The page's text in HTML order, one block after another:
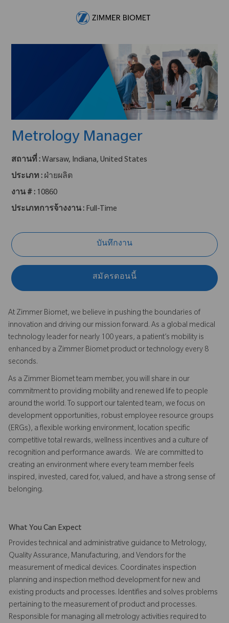
Metrology Manager
สถานที่ : Warsaw, Indiana, United States
ประเภท : ฝ่ายผลิต
งาน # : 10860
ประเภทการจ้างงาน : Full-Time
บันทึกงาน
สมัครตอนนี้
At Zimmer Biomet, we believe in pushing the boundaries of
innovation and driving our mission forward. As a global medical
technology leader for nearly 100 years, a patient’s mobility is
enhanced by a Zimmer Biomet product or technology every 8
seconds.
As a Zimmer Biomet team member, you will share in our
commitment to providing mobility and renewed life to people
around the world. To support our talented team, we focus on
development opportunities, robust employee resource groups
(ERGs), a flexible working environment, location specific
competitive total rewards, wellness incentives and a culture of
recognition and performance awards. We are committed to
creating an environment where every team member feels
inspired, invested, cared for, valued, and have a strong sense of
belonging.
What You Can Expect
Provides technical and administrative guidance to Metrology,
Quality Assurance, Manufacturing, and Vendors for the
measurement of medical devices. Coordinates inspection
planning and inspection method development for new and
existing products and processes. Identifies and solves problems
pertaining to the measurement of product and processes.
Responsible for managing all metrology activities required to